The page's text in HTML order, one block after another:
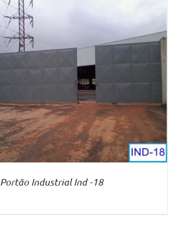
Portão Industrial Ind -18